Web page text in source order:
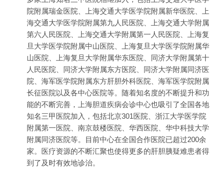
院附属瑞金医院、上海交通大学医学院附属新华医院、上
海交通大学医学院附属第九人民医院、上海交通大学附属
第六人民医院、上海交通大学附属第一人民医院、上海复
旦大学医学院附属中山医院、上海复旦大学医学院附属华
山医院、上海复旦大学附属华东医院、同济大学附属第十
人民医院、同济大学附属东方医院、同济大学附属同济医
院、海军医学院附属东方肝胆外科医院、海军医学院附属
长征医院以及各中心医院等。随着知名度的不断提升和功
能的不断完善，上海胆道疾病会诊中心也吸引了全国各地
知名三甲医院加入，包括北京301医院、浙江大学医学院
附属第一医院、南京鼓楼医院、华西医院、华中科技大学
附属同济医院等。目前中心在全国合作医院已超过200余
家。医疗资源的不断汇聚也使得更多的肝胆胰疑难患者得
到了及时有效地诊治。